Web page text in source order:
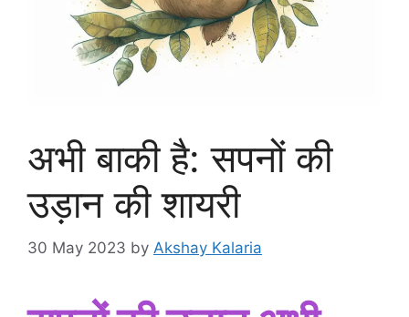
अभी बाकी है: सपनों की
उड़ान की शायरी
30 May 2023 by Akshay Kalaria